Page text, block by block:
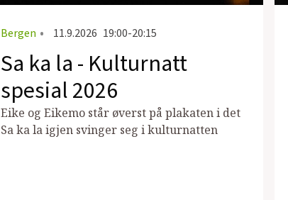
Bergen • 11.9.2026 19:00-20:15
Sa ka la - Kulturnatt
spesial 2026
Eike og Eikemo står øverst på plakaten i det
Sa ka la igjen svinger seg i kulturnatten